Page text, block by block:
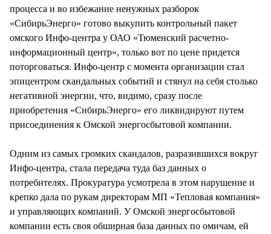
процесса и во избежание ненужных разборок
«СибирьЭнерго» готово выкупить контрольный пакет
омского Инфо-центра у ОАО «Тюменский расчетно-
информационный центр», только вот по цене придется
поторговаться. Инфо-центр с момента организации стал
эпицентром скандальных событий и стянул на себя столько
негативной энергии, что, видимо, сразу после
приобретения «СибирьЭнерго» его ликвидируют путем
присоединения к Омской энергосбытовой компании.
Одним из самых громких скандалов, разразившихся вокруг
Инфо-центра, стала передача туда баз данных о
потребителях. Прокуратура усмотрела в этом нарушение и
крепко дала по рукам директорам МП «Тепловая компания»
и управляющих компаний. У Омской энергосбытовой
компании есть своя обширная база данных по омичам, ей